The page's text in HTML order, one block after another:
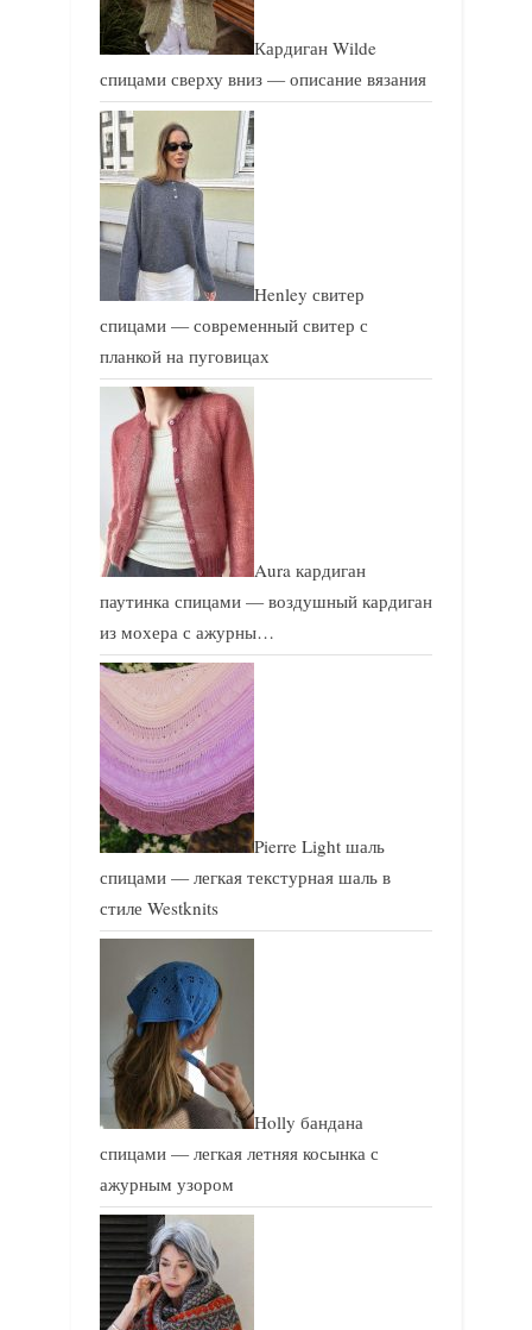
Кардиган Wilde
спицами сверху вниз — описание вязания
Henley свитер
спицами — современный свитер с
планкой на пуговицах
Aura кардиган
паутинка спицами — воздушный кардиган
из мохера с ажурны…
Pierre Light шаль
спицами — легкая текстурная шаль в
стиле Westknits
Holly бандана
спицами — легкая летняя косынка с
ажурным узором